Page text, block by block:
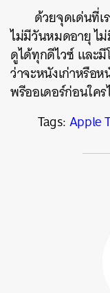
ด้วยจุดเด่นที่เ
ไม่มีวันหมดอายุ ไ
ดูได้ทุกดีไวซ์ และ
ว่าจะหนังเก่าหรือ
พรีออเดอร์ก่อนใค
Tags:Apple